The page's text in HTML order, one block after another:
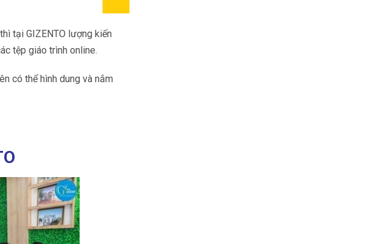
tại GIZENTO lượng kiến
tệp giáo trình online.
có thể hình dung và nắm